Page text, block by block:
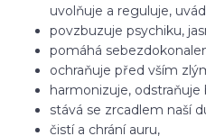
uvolňuje a reguluje,
povzbuzuje psychiku,
pomáhá
ochraňuje před vším
harmonizuje, odstraňuje
stává se zrcadlem naší
čistí a chrání auru,